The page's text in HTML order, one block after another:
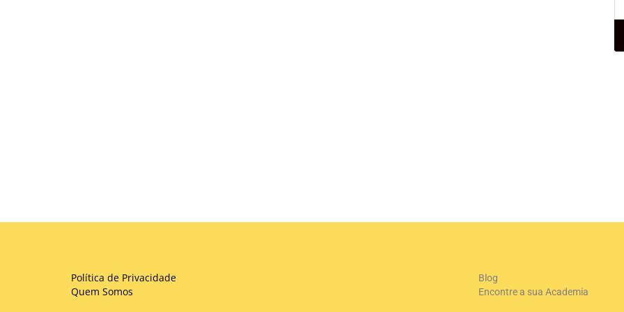
Política de Privacidade
Quem Somos
Blog
Encontre a sua Academia